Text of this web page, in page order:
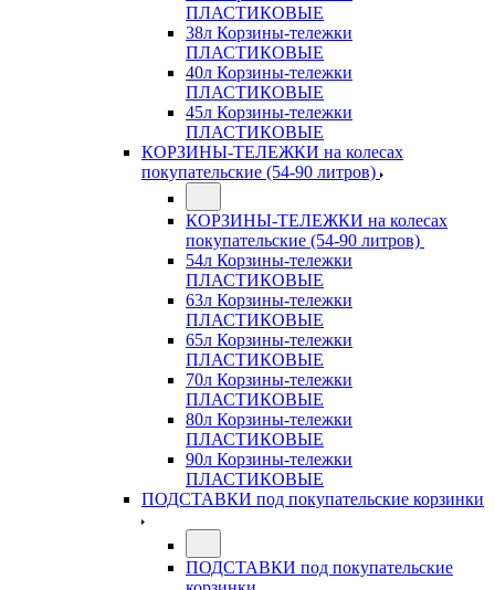
ПЛАСТИКОВЫЕ
38л Корзины-тележки
ПЛАСТИКОВЫЕ
40л Корзины-тележки
ПЛАСТИКОВЫЕ
45л Корзины-тележки
ПЛАСТИКОВЫЕ
КОРЗИНЫ-ТЕЛЕЖКИ на колесах
покупательские (54-90 литров)
КОРЗИНЫ-ТЕЛЕЖКИ на колесах
покупательские (54-90 литров)
54л Корзины-тележки
ПЛАСТИКОВЫЕ
63л Корзины-тележки
ПЛАСТИКОВЫЕ
65л Корзины-тележки
ПЛАСТИКОВЫЕ
70л Корзины-тележки
ПЛАСТИКОВЫЕ
80л Корзины-тележки
ПЛАСТИКОВЫЕ
90л Корзины-тележки
ПЛАСТИКОВЫЕ
ПОДСТАВКИ под покупательские корзинки
ПОДСТАВКИ под покупательские